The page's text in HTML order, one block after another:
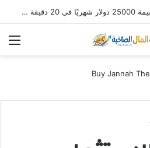
كيفية إنشاء تطبيق ويب بقيمة 25000 دولار شهريًا في 20 دقيقة (باستخدام Hostinger Horizons AI)